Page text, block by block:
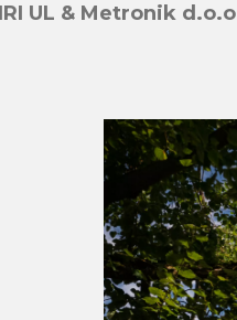
UL & Metronik d.o.o